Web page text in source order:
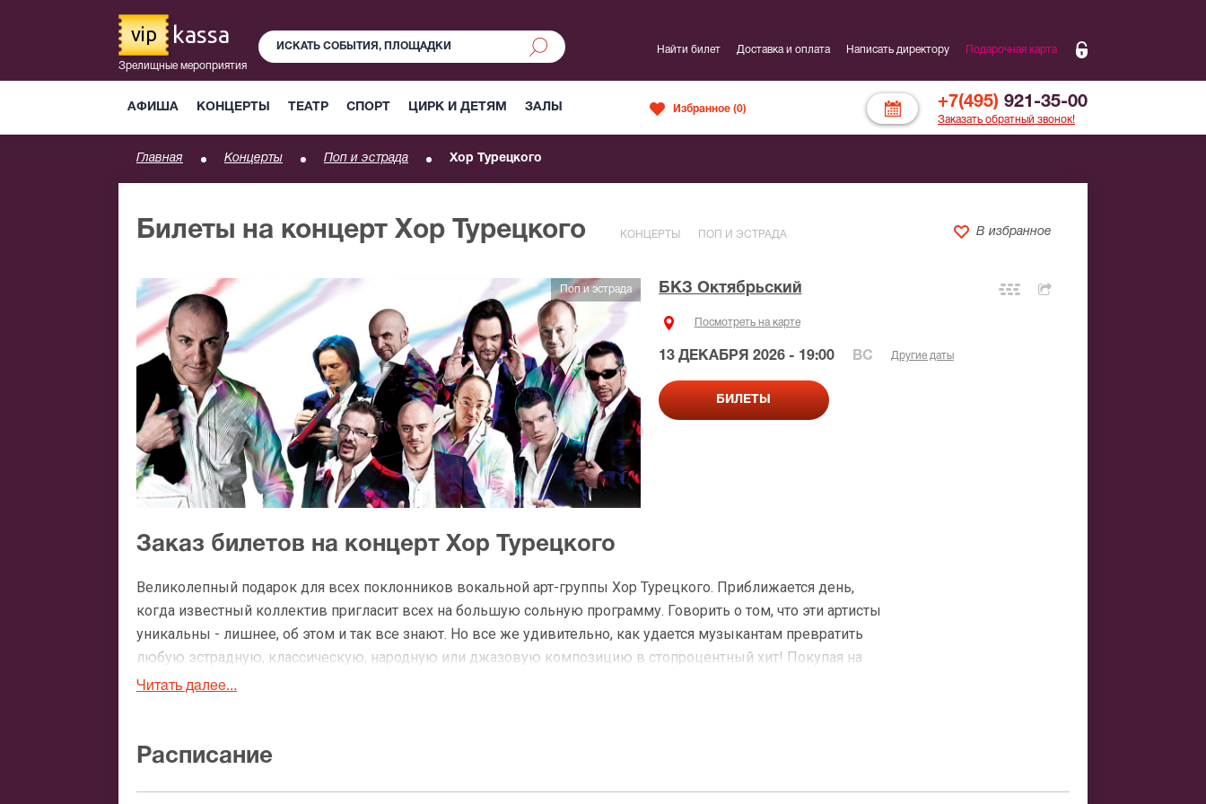
vip kassa
Зрелищные мероприятия
АФИША КОНЦЕРТЫ ТЕАТР СПОРТ ЦИРК И ДЕТЯМ ЗАЛЫ
Найти билет Доставка и оплата Написать директору Подарочная карта
+7(495) 921-35-00
Заказать обратный звонок!
Избранное (0)
Главная Концерты Поп и эстрада Хор Турецкого
Билеты на концерт Хор Турецкого КОНЦЕРТЫ ПОП И ЭСТРАДА В избранное
Поп и эстрада БКЗ Октябрьский
Посмотреть на карте
13 ДЕКАБРЯ 2026 - 19:00 ВС Другие даты
БИЛЕТЫ
Заказ билетов на концерт Хор Турецкого
Великолепный подарок для всех поклонников вокальной арт-группы Хор Турецкого. Приближается день,
когда известный коллектив пригласит всех на большую сольную программу. Говорить о том, что эти артисты
уникальны - лишнее, об этом и так все знают. Но все же удивительно, как удается музыкантам превратить
любую эстрадную, классическую, народную или джазовую композицию в стопроцентный хит! Покупая на
концерт Хора Турецкого билеты, слушатели с волнением ждут встречи с новыми номерами вокалистов.
носит не только локальный характер. Билеты на Хор Турецкого пользуются спросом и за рубежом, а сами шоу
вокальной группы собирают полные залы.
Читать далее...
Расписание